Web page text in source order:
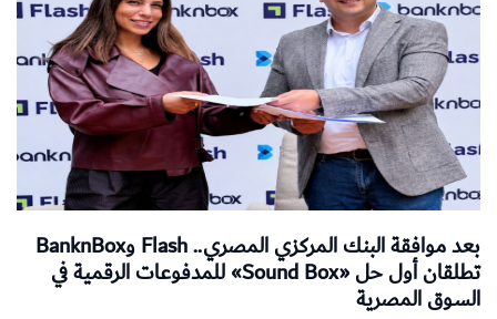
بعد موافقة البنك المركزي المصري.. Flash وBanknBox
تطلقان أول حل «Sound Box» للمدفوعات الرقمية في
السوق المصرية